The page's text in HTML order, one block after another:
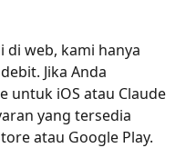
di web, kami hanya
Jika Anda
untuk iOS atau Claude
yang tersedia
atau Google Play.